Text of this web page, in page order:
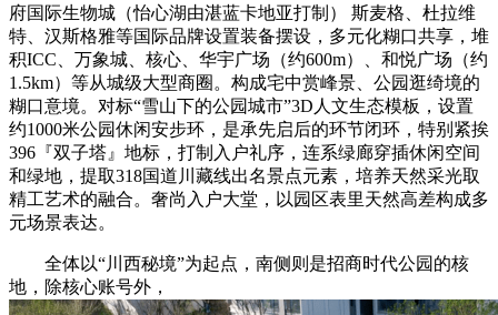
府国际生物城（怡心湖由湛蓝卡地亚打制） 斯麦格、杜拉维
特、汉斯格雅等国际品牌设置装备摆设，多元化糊口共享，堆
积ICC、万象城、核心、华宇广场（约600m）、和悦广场（约
1.5km）等从城级大型商圈。构成宅中赏峰景、公园逛绮境的
糊口意境。对标“雪山下的公园城市”3D人文生态模板，设置
约1000米公园休闲安步环，是承先启后的环节闭环，特别紧挨
396『双子塔』地标，打制入户礼序，连系绿廊穿插休闲空间
和绿地，提取318国道川藏线出名景点元素，培养天然采光取
精工艺术的融合。奢尚入户大堂，以园区表里天然高差构成多
元场景表达。
全体以“川西秘境”为起点，南侧则是招商时代公园的核
地，除核心账号外，